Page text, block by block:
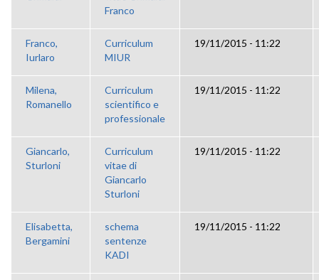
Franco
Franco,
Iurlaro
Curriculum
MIUR
19/11/2015 - 11:22
Milena,
Romanello
Curriculum
scientifico e
professionale
19/11/2015 - 11:22
Giancarlo,
Sturloni
Curriculum
vitae di
Giancarlo
Sturloni
19/11/2015 - 11:22
Elisabetta,
Bergamini
schema
sentenze
KADI
19/11/2015 - 11:22